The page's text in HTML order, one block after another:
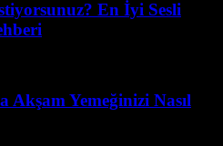
En İyi Sesli
Akşam Yemeğinizi Nasıl